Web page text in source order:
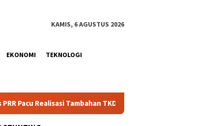
KAMIS, 6 AGUSTUS 2026
EKONOMI TEKNOLOGI
Tambahan TKD Aceh Rp1,65 Triliun, Pastikan Transparan